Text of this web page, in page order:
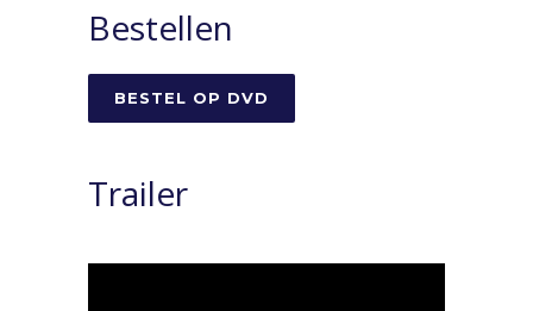
Bestellen
BESTEL OP DVD
Trailer